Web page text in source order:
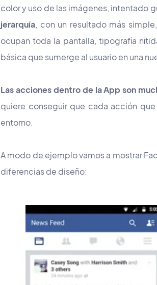
color y uso de las imágenes, intentado
jerarquía, con un resultado más
ocupan toda la pantalla, tipografía
básica que sumerge al usuario en una
Las acciones dentro de la App son
quiere conseguir que cada acción
entorno.
A modo de ejemplo vamos a mostrar
diferencias de diseño: